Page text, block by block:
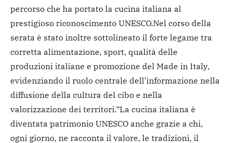
percorso che ha portato la cucina italiana al
prestigioso riconoscimento UNESCO.Nel corso della
serata è stato inoltre sottolineato il forte legame tra
corretta alimentazione, sport, qualità delle
produzioni italiane e promozione del Made in Italy,
evidenziando il ruolo centrale dell’informazione nella
diffusione della cultura del cibo e nella
valorizzazione dei territori.“La cucina italiana è
diventata patrimonio UNESCO anche grazie a chi,
ogni giorno, ne racconta il valore, le tradizioni, il